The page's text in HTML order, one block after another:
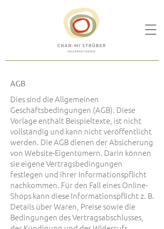
AGB
Dies sind die Allgemeinen
Geschäftsbedingungen (AGB). Diese
Vorlage enthält Beispieltexte, ist nicht
vollständig und kann nicht veröffentlicht
werden. Die AGB dienen der Absicherung
von Website-Eigentümern. Darin können
sie eigene Vertragsbedingungen
festlegen und ihrer Informationspflicht
nachkommen. Für den Fall eines Online-
Shops kann diese Informationspflicht z. B.
Details über Waren, Preise sowie die
Bedingungen des Vertragsabschlusses,